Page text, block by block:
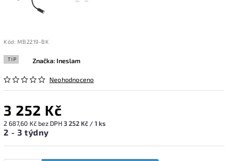
Kód: MB2219-BK
TIP
Neohodnoceno
Značka: Ineslam
3 252 Kč
2 687,60 Kč bez DPH3 252 Kč / 1 ks
2 - 3 týdny